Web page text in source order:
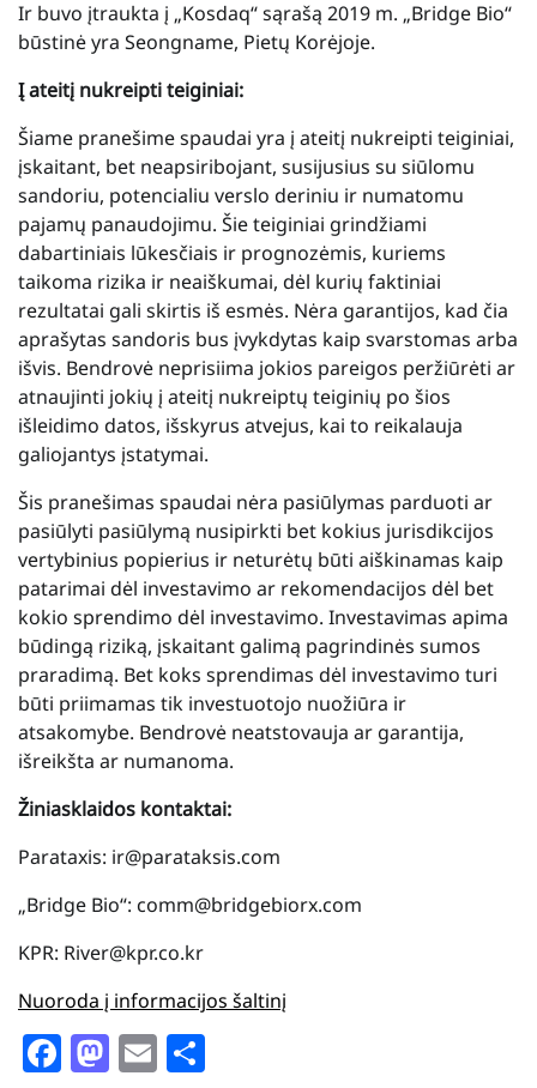
Ir buvo įtraukta į „Kosdaq“ sąrašą 2019 m. „Bridge Bio“
būstinė yra Seongname, Pietų Korėjoje.
Į ateitį nukreipti teiginiai:
Šiame pranešime spaudai yra į ateitį nukreipti teiginiai,
įskaitant, bet neapsiribojant, susijusius su siūlomu
sandoriu, potencialiu verslo deriniu ir numatomu
pajamų panaudojimu. Šie teiginiai grindžiami
dabartiniais lūkesčiais ir prognozėmis, kuriems
taikoma rizika ir neaiškumai, dėl kurių faktiniai
rezultatai gali skirtis iš esmės. Nėra garantijos, kad čia
aprašytas sandoris bus įvykdytas kaip svarstomas arba
išvis. Bendrovė neprisiima jokios pareigos peržiūrėti ar
atnaujinti jokių į ateitį nukreiptų teiginių po šios
išleidimo datos, išskyrus atvejus, kai to reikalauja
galiojantys įstatymai.
Šis pranešimas spaudai nėra pasiūlymas parduoti ar
pasiūlyti pasiūlymą nusipirkti bet kokius jurisdikcijos
vertybinius popierius ir neturėtų būti aiškinamas kaip
patarimai dėl investavimo ar rekomendacijos dėl bet
kokio sprendimo dėl investavimo. Investavimas apima
būdingą riziką, įskaitant galimą pagrindinės sumos
praradimą. Bet koks sprendimas dėl investavimo turi
būti priimamas tik investuotojo nuožiūra ir
atsakomybe. Bendrovė neatstovauja ar garantija,
išreikšta ar numanoma.
Žiniasklaidos kontaktai:
Parataxis: ir@parataksis.com
„Bridge Bio“: comm@bridgebiorx.com
KPR: River@kpr.co.kr
Nuoroda į informacijos šaltinį
Facebook
Mastodon
Email